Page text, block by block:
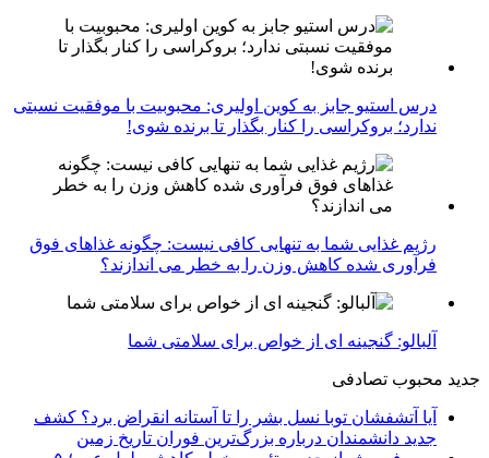
درس استیو جابز به کوین اولیری: محبوبیت با موفقیت نسبتی
ندارد؛ بروکراسی را کنار بگذار تا برنده شوی!
رژیم غذایی شما به تنهایی کافی نیست: چگونه غذاهای فوق
فرآوری شده کاهش وزن را به خطر می اندازند؟
آلبالو: گنجینه ای از خواص برای سلامتی شما
جدید محبوب تصادفی
آیا آتشفشان توبا نسل بشر را تا آستانه انقراض برد؟ کشف
جدید دانشمندان درباره بزرگ‌ترین فوران تاریخ زمین